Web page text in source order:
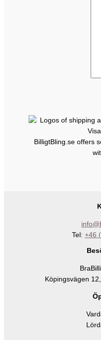
BilligtBling.se offers
Tel: +46
Köpingsvägen